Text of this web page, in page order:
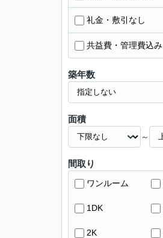
礼金・敷引なし
共益費・管理費込み
築年数
面積
～
間取り
ワンルーム
1DK
2K